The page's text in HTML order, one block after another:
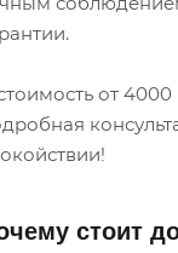
от
стоит